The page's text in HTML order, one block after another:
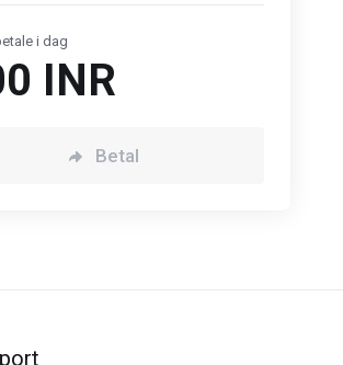
i dag
INR
Betal